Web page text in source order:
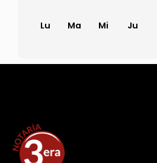
Lu Ma Mi Ju